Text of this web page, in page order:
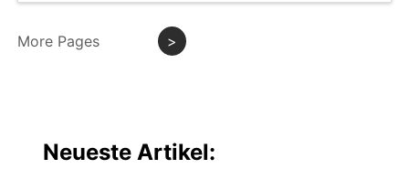
More Pages >
Neueste Artikel: